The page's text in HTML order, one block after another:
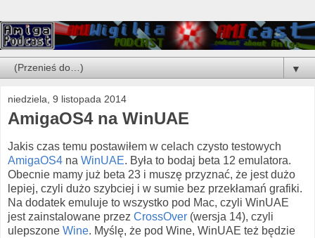
▼
niedziela, 9 listopada 2014
AmigaOS4 na WinUAE
Jakis czas temu postawiłem w celach czysto testowych
AmigaOS4 na WinUAE. Była to bodaj beta 12 emulatora.
Obecnie mamy już beta 23 i muszę przyznać, że jest dużo
lepiej, czyli dużo szybciej i w sumie bez przekłamań grafiki.
Na dodatek emuluje to wszystko pod Mac, czyli WinUAE
jest zainstalowane przez CrossOver (wersja 14), czyli
ulepszone Wine. Myślę, że pod Wine, WinUAE też będzie